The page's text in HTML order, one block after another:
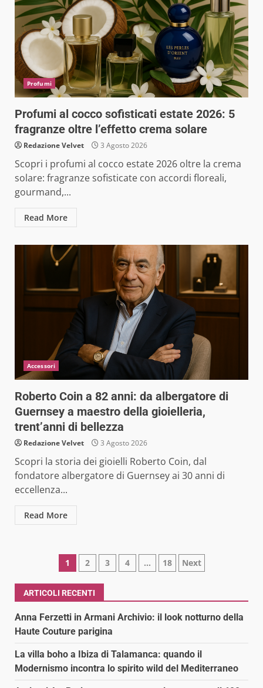
Profumi
Profumi al cocco sofisticati estate 2026: 5
fragranze oltre l’effetto crema solare
Redazione Velvet 3 Agosto 2026
Scopri i profumi al cocco estate 2026 oltre la crema
solare: fragranze sofisticate con accordi floreali,
gourmand,...
Read More
Accessori
Roberto Coin a 82 anni: da albergatore di
Guernsey a maestro della gioielleria,
trent’anni di bellezza
Redazione Velvet 3 Agosto 2026
Scopri la storia dei gioielli Roberto Coin, dal
fondatore albergatore di Guernsey ai 30 anni di
eccellenza...
Read More
Paginazione
degli
articoli
1 2 3 4 … 18 Next
ARTICOLI RECENTI
Anna Ferzetti in Armani Archivio: il look notturno della
Haute Couture parigina
La villa boho a Ibiza di Talamanca: quando il
Modernismo incontra lo spirito wild del Mediterraneo